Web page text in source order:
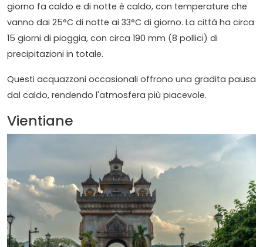
giorno fa caldo e di notte è caldo, con temperature che
vanno dai 25°C di notte ai 33°C di giorno. La città ha circa
15 giorni di pioggia, con circa 190 mm (8 pollici) di
precipitazioni in totale.
Questi acquazzoni occasionali offrono una gradita pausa
dal caldo, rendendo l'atmosfera più piacevole.
Vientiane